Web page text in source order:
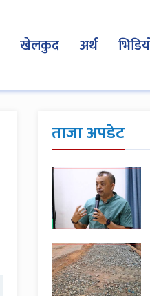
खेलकुद अर्थ
ताजा अपडेट